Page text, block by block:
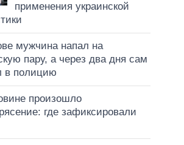
применения украинской
мужчина напал на
пару, а через два дня сам
в полицию
произошло
где зафиксировали